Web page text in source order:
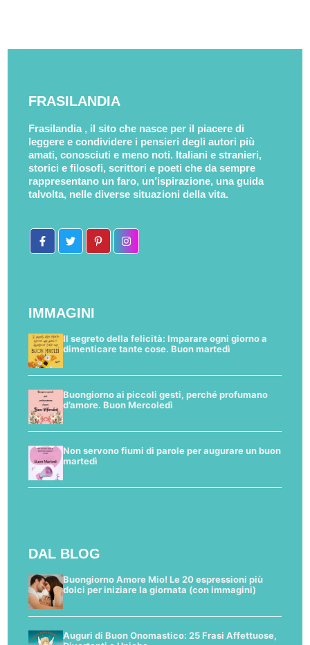
FRASILANDIA
Frasilandia , il sito che nasce per il piacere di
leggere e condividere i pensieri degli autori più
amati, conosciuti e meno noti. Italiani e stranieri,
storici e filosofi, scrittori e poeti che da sempre
rappresentano un faro, un’ispirazione, una guida
talvolta, nelle diverse situazioni della vita.
IMMAGINI
Il segreto della felicità: Imparare ogni giorno a
dimenticare tante cose. Buon martedì
Buongiorno ai piccoli gesti, perché profumano
d’amore. Buon Mercoledì
Non servono fiumi di parole per augurare un buon
martedì
DAL BLOG
Buongiorno Amore Mio! Le 20 espressioni più
dolci per iniziare la giornata (con immagini)
Auguri di Buon Onomastico: 25 Frasi Affettuose,